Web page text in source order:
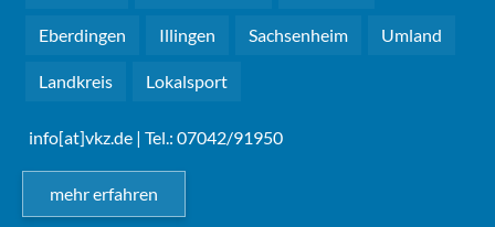
Eberdingen Illingen Sachsenheim Umland
Landkreis Lokalsport
info[at]vkz.de | Tel.: 07042/91950
mehr erfahren